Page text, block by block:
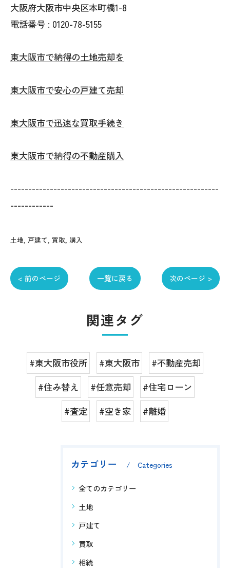
大阪府大阪市中央区本町橋1-8
電話番号 : 0120-78-5155
東大阪市で納得の土地売却を
東大阪市で安心の戸建て売却
東大阪市で迅速な買取手続き
東大阪市で納得の不動産購入
----------------------------------------------------------
------------
土地 戸建て 買取 購入
< 前のページ 一覧に戻る 次のページ >
関連タグ
#東大阪市役所 #東大阪市
#不動産売却
#住み替え
#任意売却
#住宅ローン
#査定
#空き家 #離婚
カテゴリー Categories
全てのカテゴリー
土地
戸建て
買取
相続